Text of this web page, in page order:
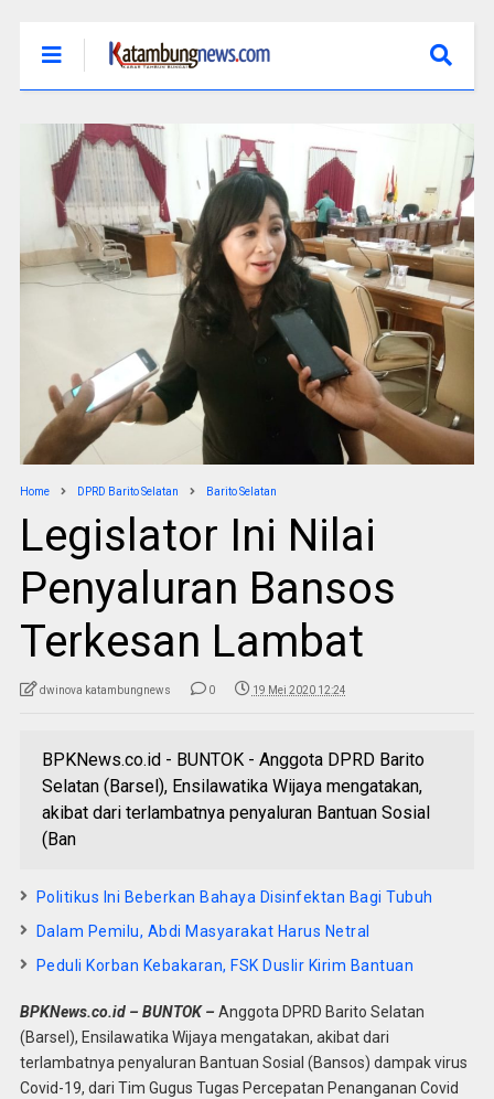
Home DPRD Barito Selatan Barito Selatan
Legislator Ini Nilai
Penyaluran Bansos
Terkesan Lambat
dwinova katambungnews 0 19 Mei 2020 12:24
BPKNews.co.id - BUNTOK - Anggota DPRD Barito
Selatan (Barsel), Ensilawatika Wijaya mengatakan,
akibat dari terlambatnya penyaluran Bantuan Sosial
(Ban
Politikus Ini Beberkan Bahaya Disinfektan Bagi Tubuh
Dalam Pemilu, Abdi Masyarakat Harus Netral
Peduli Korban Kebakaran, FSK Duslir Kirim Bantuan
BPKNews.co.id – BUNTOK– Anggota DPRD Barito Selatan
(Barsel), Ensilawatika Wijaya mengatakan, akibat dari
terlambatnya penyaluran Bantuan Sosial (Bansos) dampak virus
Covid-19, dari Tim Gugus Tugas Percepatan Penanganan Covid